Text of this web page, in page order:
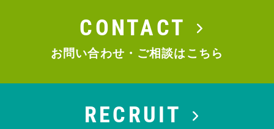
CONTACT
お問い合わせ・ご相談はこちら
RECRUIT